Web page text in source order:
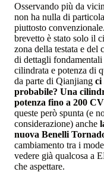
Osservando più da
non ha nulla di
piuttosto
brevetto è stato solo il
zona della testata e del
di dettagli
cilindrata e potenza di
da parte di Qianjiang ci
probabile? Una
potenza fino a 200 CV
queste però spunta (e
considerazione) anche
nuova Benelli
cambiamento tra i
vedere già qualcosa a
che aspettare.